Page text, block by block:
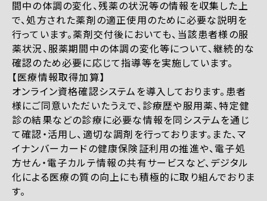
間中の体調の変化、残薬の状況等の情報を収集した上
で、処方された薬剤の適正使用のために必要な説明を
行っています。薬剤交付後においても、当該患者様の服
薬状況、服薬期間中の体調の変化等について、継続的な
確認のため必要に応じて指導等を実施しています。
【医療情報取得加算】
オンライン資格確認システムを導入しております。患者
様にご同意いただいたうえで、診療歴や服用薬、特定健
診の結果などの診療に必要な情報を同システムを通じ
て確認・活用し、適切な調剤を行っております。また、マ
イナンバーカードの健康保険証利用の推進や、電子処
方せん・電子カルテ情報の共有サービスなど、デジタル
化による医療の質の向上にも積極的に取り組んでおりま
す。